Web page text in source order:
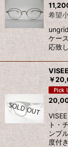
希望
ケー
応致
￥
ト・
ンプ
度付